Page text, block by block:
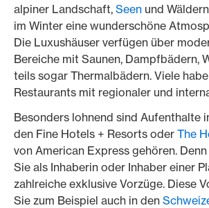
alpiner Landschaft, Seen und
im Winter eine wunderschöne
Die Luxushäuser verfügen über
Bereiche mit Saunen, Dampfbädern,
teils sogar Thermalbädern. Viele
Restaurants mit regionaler und
Besonders lohnend sind Aufenthalte
den Fine Hotels + Resorts oder The
von American Express gehören.
Sie als Inhaberin oder Inhaber einer
zahlreiche exklusive Vorzüge. Diese
Sie zum Beispiel auch in den